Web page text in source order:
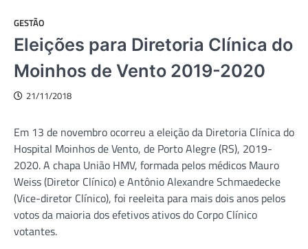
GESTÃO
Eleições para Diretoria Clínica do
Moinhos de Vento 2019-2020
21/11/2018
Em 13 de novembro ocorreu a eleição da Diretoria Clínica do
Hospital Moinhos de Vento, de Porto Alegre (RS), 2019-
2020. A chapa União HMV, formada pelos médicos Mauro
Weiss (Diretor Clínico) e Antônio Alexandre Schmaedecke
(Vice-diretor Clínico), foi reeleita para mais dois anos pelos
votos da maioria dos efetivos ativos do Corpo Clínico
votantes.